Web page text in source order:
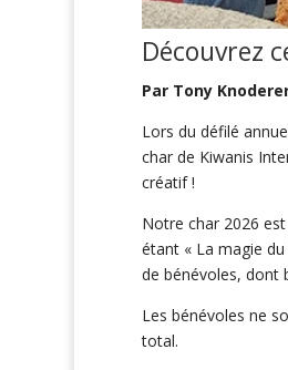
Découvrez
Par Tony
Lors du défilé
char de Kiwanis
créatif !
Notre char 2026
étant « La magie
de bénévoles, dont
Les bénévoles ne
total.